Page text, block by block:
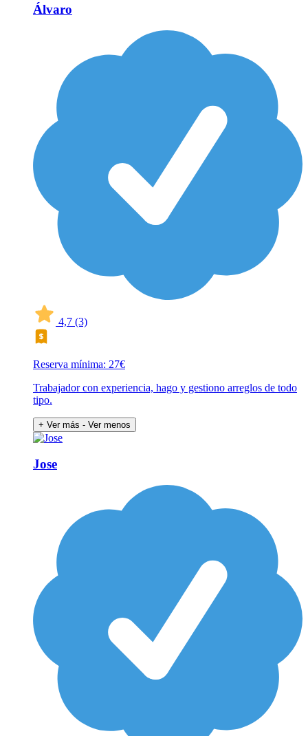
Álvaro
4,7 (3)
Reserva mínima: 27€
Trabajador con experiencia, hago y gestiono arreglos de todo
tipo.
+ Ver más - Ver menos
Jose